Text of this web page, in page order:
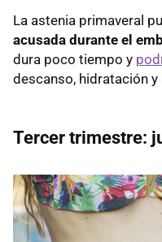
La astenia primaveral
acusada durante el
dura poco tiempo y
descanso, hidratación
Tercer trimestre: